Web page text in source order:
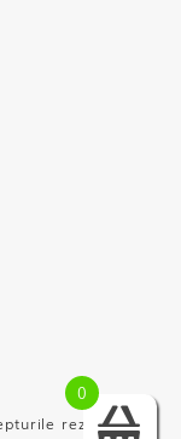
rezervate.
0